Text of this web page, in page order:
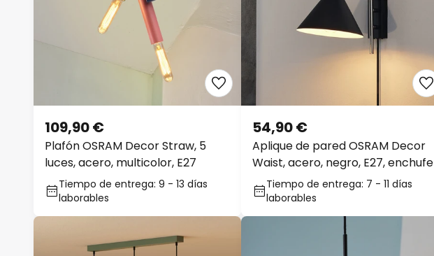
Plafón OSRAM Decor Straw, 5
luces, acero, multicolor, E27
109,90 €
Tiempo de entrega: 9 - 13 días
laborables
Aplique de pared OSRAM Decor
Waist, acero, negro, E27, enchufe
54,90 €
Tiempo de entrega: 7 - 11 días
laborables